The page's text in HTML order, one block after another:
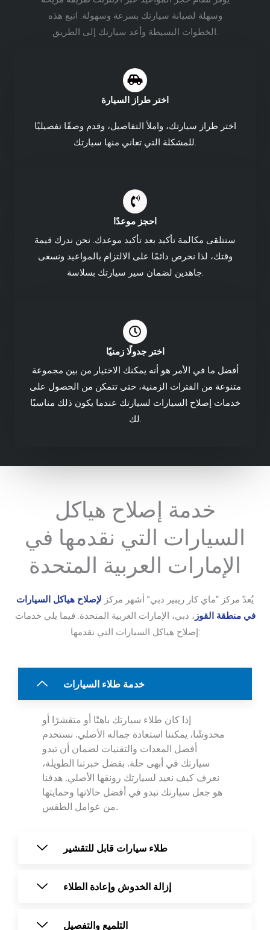
وسهلة لصيانة سيارتك بسرعة وسهولة. اتبع هذه
الخطوات البسيطة وأعد سيارتك إلى الطريق.
اختر طراز السيارة
اختر طراز سيارتك، واملأ التفاصيل، وقدم وصفًا تفصيليًا
للمشكلة التي تعاني منها سيارتك.
احجز موعدًا
ستتلقى مكالمة تأكيد بعد تأكيد موعدك. نحن ندرك قيمة
وقتك، لذا نحرص دائمًا على الالتزام بالمواعيد ونسعى
جاهدين لضمان سير سيارتك بسلاسة.
اختر جدولًا زمنيًا
أفضل ما في الأمر هو أنه يمكنك الاختيار من بين مجموعة
متنوعة من الفترات الزمنية، حتى تتمكن من الحصول على
خدمات إصلاح السيارات لسيارتك عندما يكون ذلك مناسبًا
لك.
خدمة إصلاح هياكل
السيارات التي نقدمها في
الإمارات العربية المتحدة
يُعدّ مركز “ماي كار ريبير دبي” أشهر مركز لإصلاح هياكل السيارات
في منطقة القوز ، دبي، الإمارات العربية المتحدة. فيما يلي خدمات
إصلاح هياكل السيارات التي نقدمها:
خدمة طلاء السيارات
إذا كان طلاء سيارتك باهتًا أو متقشرًا أو
مخدوشًا، يمكننا استعادة جماله الأصلي. نستخدم
أفضل المعدات والتقنيات لضمان أن تبدو
سيارتك في أبهى حلة. بفضل خبرتنا الطويلة،
نعرف كيف نعيد لسيارتك رونقها الأصلي. هدفنا
هو جعل سيارتك تبدو في أفضل حالاتها وحمايتها
من عوامل الطقس.
طلاء سيارات قابل للتقشير
إزالة الخدوش وإعادة الطلاء
التلميع والتفصيل